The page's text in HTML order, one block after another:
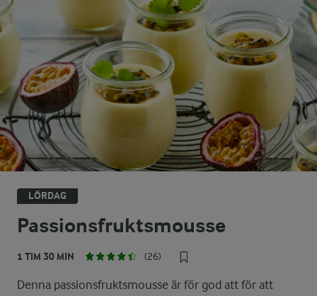
LÖRDAG
Passionsfruktsmousse
1 TIM 30 MIN (26)
Denna passionsfruktsmousse är för god att för att